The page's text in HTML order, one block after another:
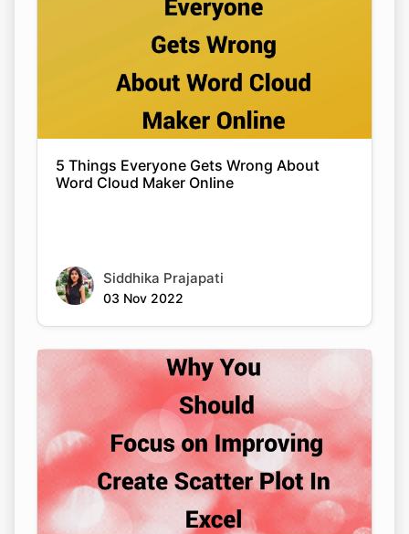
Copy Link
5 Things Everyone Gets Wrong About
Word Cloud Maker Online
Siddhika Prajapati
03 Nov 2022